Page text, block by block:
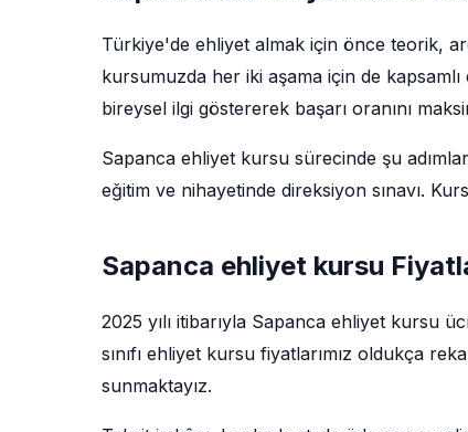
Türkiye'de ehliyet almak için önce teorik,
kursumuzda her iki aşama için de
bireysel ilgi göstererek başarı oranını
Sapanca ehliyet kursu sürecinde şu
eğitim ve nihayetinde direksiyon sınavı.
Sapanca ehliyet kursu
2025 yılı itibarıyla Sapanca ehliyet kursu
sınıfı ehliyet kursu fiyatlarımız oldukça
sunmaktayız.